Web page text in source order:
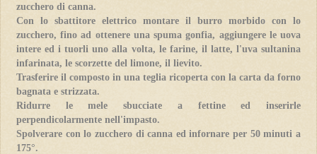
zucchero di canna.
Con lo sbattitore elettrico montare il burro morbido con lo
zucchero, fino ad ottenere una spuma gonfia, aggiungere le uova
intere ed i tuorli uno alla volta, le farine, il latte, l'uva sultanina
infarinata, le scorzette del limone, il lievito.
Trasferire il composto in una teglia ricoperta con la carta da forno
bagnata e strizzata.
Ridurre le mele sbucciate a fettine ed inserirle
perpendicolarmente nell'impasto.
Spolverare con lo zucchero di canna ed infornare per 50 minuti a
175°.